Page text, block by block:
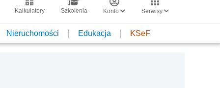
Kalkulatory Szkolenia Konto Serwisy
Nieruchomości Edukacja KSeF